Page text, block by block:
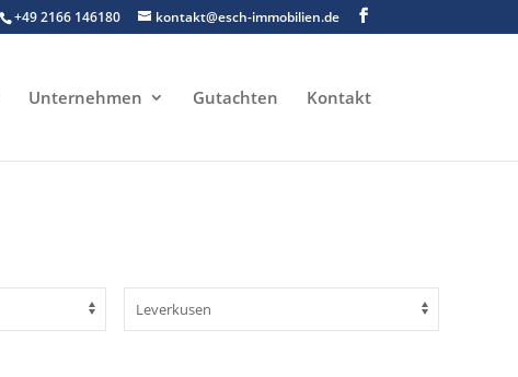
+49 2166 146180 kontakt@esch-immobilien.de
Unternehmen Gutachten Kontakt